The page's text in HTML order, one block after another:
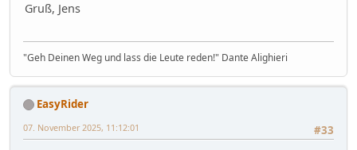
Gruß, Jens
"Geh Deinen Weg und lass die Leute reden!" Dante Alighieri
EasyRider
#33
07. November 2025, 11:12:01